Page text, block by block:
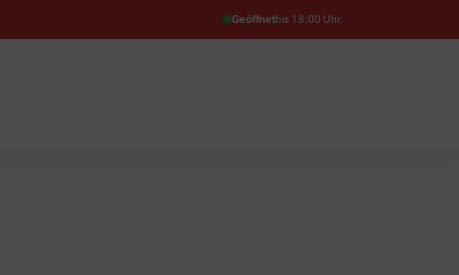
Geöffnetbis 18:00 Uhr